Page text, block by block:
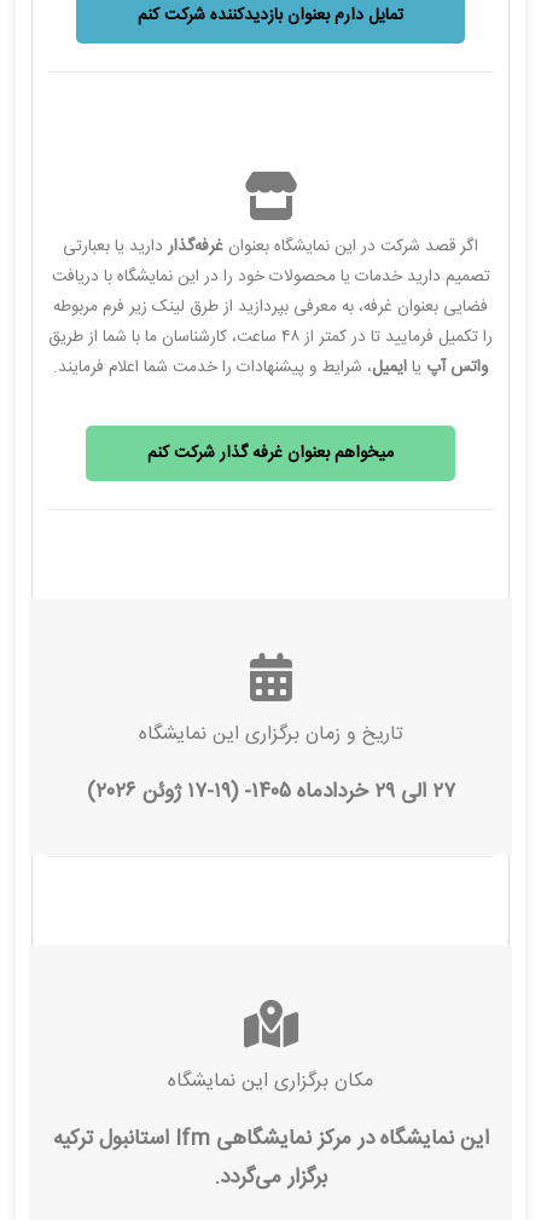
تمایل دارم بعنوان بازدیدکننده شرکت کنم
اگر قصد شرکت در این نمایشگاه بعنوان غرفه‌گذاردارید یا بعبارتی
تصمیم دارید خدمات یا محصولات خود را در این نمایشگاه با دریافت
فضایی بعنوان غرفه، به معرفی بپردازید از طرق لینک زیر فرم مربوطه
را تکمیل فرمایید تا در کمتر از ۴۸ ساعت، کارشناسان ما با شما از طریق
واتس آپ یاایمیل، شرایط و پیشنهادات را خدمت شما اعلام فرمایند.
میخواهم بعنوان غرفه گذار شرکت کنم
تاریخ و زمان برگزاری این نمایشگاه
۲۷ الی ۲۹ خردادماه ۱۴۰۵- (۱۹-۱۷ ژوئن ۲۰۲۶)
مکان برگزاری این نمایشگاه
این نمایشگاه در مرکز نمایشگاهی Ifm استانبول ترکیه
برگزار می‌گردد.